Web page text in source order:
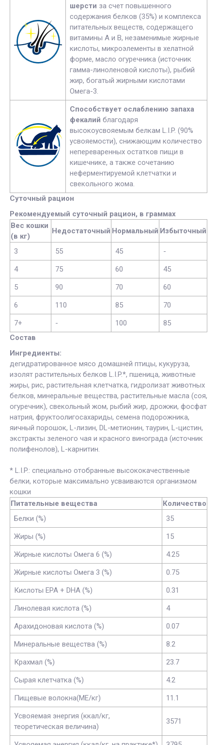
шерсти за счет повышенного
содержания белков (35%) и комплекса
питательных веществ, содержащего
витамины А и В, незаменимые жирные
кислоты, микроэлементы в хелатной
форме, масло огуречника (источник
гамма-линоленовой кислоты), рыбий
жир, богатый жирными кислотами
Омега-3.
Способствует ослаблению запаха
фекалий благодаря
высокоусвояемым белкам L.I.P. (90%
усвояемости), снижающим количество
непереваренных остатков пищи в
кишечнике, а также сочетанию
неферментируемой клетчатки и
свекольного жома.
Суточный рацион
Рекомендуемый суточный рацион, в граммах
Вес кошки
(в кг)
Недостаточный Нормальный Избыточный
3 55 45 -
4 75 60 45
5 90 70 60
6 110 85 70
7+ - 100
85
Состав
Ингредиенты:
дегидратированное мясо домашней птицы, кукуруза,
изолят растительных белков L.I.P.*, пшеница, животные
жиры, рис, растительная клетчатка, гидролизат животных
белков, минеральные вещества, растительные масла (соя,
огуречник), свекольный жом, рыбий жир, дрожжи, фосфат
натрия, фруктоолигосахариды, семена подорожника,
яичный порошок, L-лизин, DL-метионин, таурин, L-цистин,
экстракты зеленого чая и красного винограда (источник
полифенолов), L-карнитин.
* L.I.P.: специально отобранные высококачественные
белки, которые максимально усваиваются организмом
кошки
Питательные вещества
Количество
Белки (%)
35
Жиры (%) 15
Жирные кислоты Омега 6 (%) 4.25
Жирные кислоты Омега 3 (%) 0.75
Кислоты EPA + DHA (%) 0.31
Линолевая кислота (%) 4
Арахидоновая кислота (%) 0.07
Минеральные вещества (%) 8.2
Крахмал (%) 23.7
Сырая клетчатка (%) 4.2
Пищевые волокна(МЕ/кг) 11.1
Усвояемая энергия (ккал/кг,
теоретическая величина)
3571